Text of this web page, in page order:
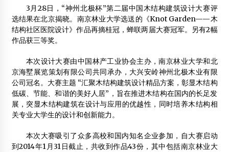
2013年5月31日
林业产业诚信联盟将吸纳木门木结构企业
2014年2月9日
供应进口、国产装饰板_代理商机_北京宝丰兴隆钢结构技术
发展有限公司
2012年4月30日
【木材求购】北美黄松原木
2013年2月4日
园林景观工程中合理应用木结构措施
2015年5月25日
3月28日，“神州北极杯”第二届中国木结构建筑设计大赛评
选结果在北京揭晓。南京林业大学选送的《Knot Garden­——木
结构社区医院设计》作品再摘桂冠，蝉联两届大赛冠军。另有2幅
作品获三等奖。
本次设计大赛由中国林产工业协会主办，南京林业大学和北
京海墅展览策划有限公司共同承办，大兴安岭神州北极木业有限
公司冠名。大赛主题 “汇聚木结构建筑设计精品方案，彰显木结构
低碳、节能、和谐的美好人居”，旨在推进木结构在国内的长足发
展，突显木结构建筑在设计与应用的优越性，同时培养木结构相
关专业大学生的设计和创新能力。
本次大赛吸引了众多高校和国内知名企业参加，自大赛启动
到2014年1月31日截止，共收到作品43份，其中包括南京林业大